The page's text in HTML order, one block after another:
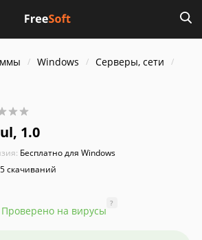
Windows
Серверы, сети
1.0
Бесплатно для Windows
скачиваний
Проверено на вирусы
?